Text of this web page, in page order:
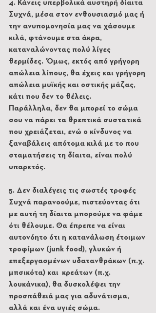
4. Κάνεις υπερβολικά αυστηρή δίαιτα
Συχνά, μέσα στον ενθουσιασμό μας ή
την ανυπομονησία μας να χάσουμε
κιλά, φτάνουμε στα άκρα,
καταναλώνοντας πολύ λίγες
θερμίδες. Όμως, εκτός από γρήγορη
απώλεια λίπους, θα έχεις και γρήγορη
απώλεια μυϊκής και οστικής μάζας,
κάτι που δεν το θέλεις.
Παράλληλα, δεν θα μπορεί το σώμα
σου να πάρει τα θρεπτικά συστατικά
που χρειάζεται, ενώ ο κίνδυνος να
ξαναβάλεις απότομα κιλά με το που
σταματήσεις τη δίαιτα, είναι πολύ
υπαρκτός.
5. Δεν διαλέγεις τις σωστές τροφές
Συχνά παρανοούμε, πιστεύοντας ότι
με αυτή τη δίαιτα μπορούμε να φάμε
ότι θέλουμε. Θα έπρεπε να είναι
αυτονόητο ότι η κατανάλωση έτοιμων
τροφίμων (junk food), γλυκών ή
επεξεργασμένων υδατανθράκων (π.χ.
μπσικότα) και  κρεάτων (π.χ.
λουκάνικα), θα δυσκολέψει την
προσπάθειά μας για αδυνάτισμα,
αλλά και ένα υγιές σώμα.